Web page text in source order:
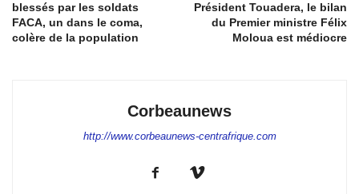
blessés par les soldats
FACA, un dans le coma,
colère de la population
Président Touadera, le bilan
du Premier ministre Félix
Moloua est médiocre
Corbeaunews
http://www.corbeaunews-centrafrique.com